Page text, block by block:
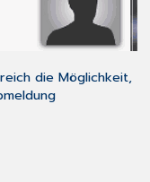
die Möglichkeit,